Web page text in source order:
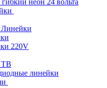
неон 24 вольта
220V
ТВ
линейки